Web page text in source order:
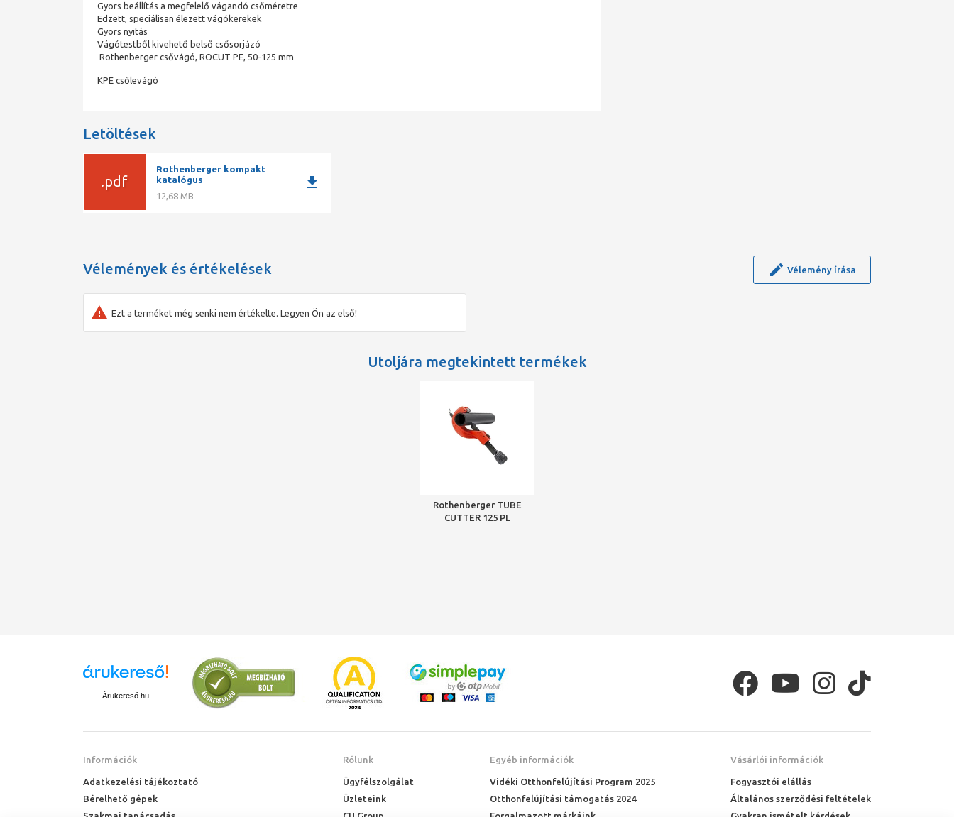
Gyors beállítás a megfelelő vágandó csőméretre
Edzett, speciálisan élezett vágókerekek
Gyors nyitás
Vágótestből kivehető belső csősorjázó
Rothenberger csővágó, ROCUT PE, 50-125 mm
KPE csőlevágó
Letöltések
.pdf
Rothenberger kompakt
katalógus
12,68 MB
download
Vélemények és értékelések Vélemény írása
Ezt a terméket még senki nem értékelte. Legyen Ön az első!
Utoljára megtekintett termékek
Rothenberger TUBE
CUTTER 125 PL
Árukereső.hu
Információk
Adatkezelési tájékoztató
Bérelhető gépek
Rólunk
Ügyfélszolgálat
Üzleteink
Egyéb információk
Vidéki Otthonfelújítási Program 2025
Otthonfelújítási támogatás 2024
Vásárlói információk
Fogyasztói elállás
Általános szerződési feltételek